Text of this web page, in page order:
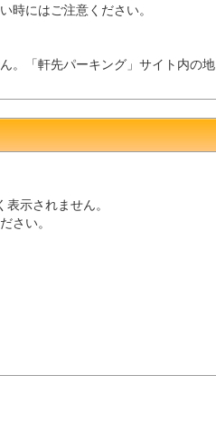
時にはご注意ください。
。「軒先パーキング」サイト内の地
示されません。
さい。